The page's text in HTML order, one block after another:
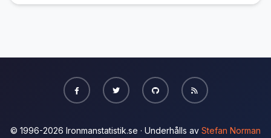
© 1996-2026 Ironmanstatistik.se · Underhålls av Stefan Norman